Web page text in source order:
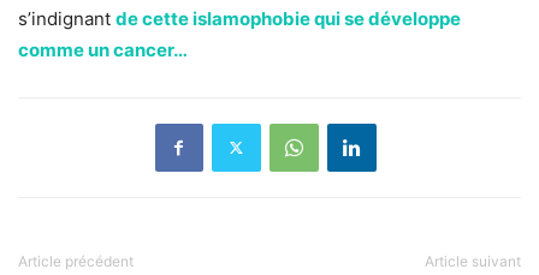
s’indignant de cette islamophobie qui se développe
comme un cancer…
Article précédent Article suivant